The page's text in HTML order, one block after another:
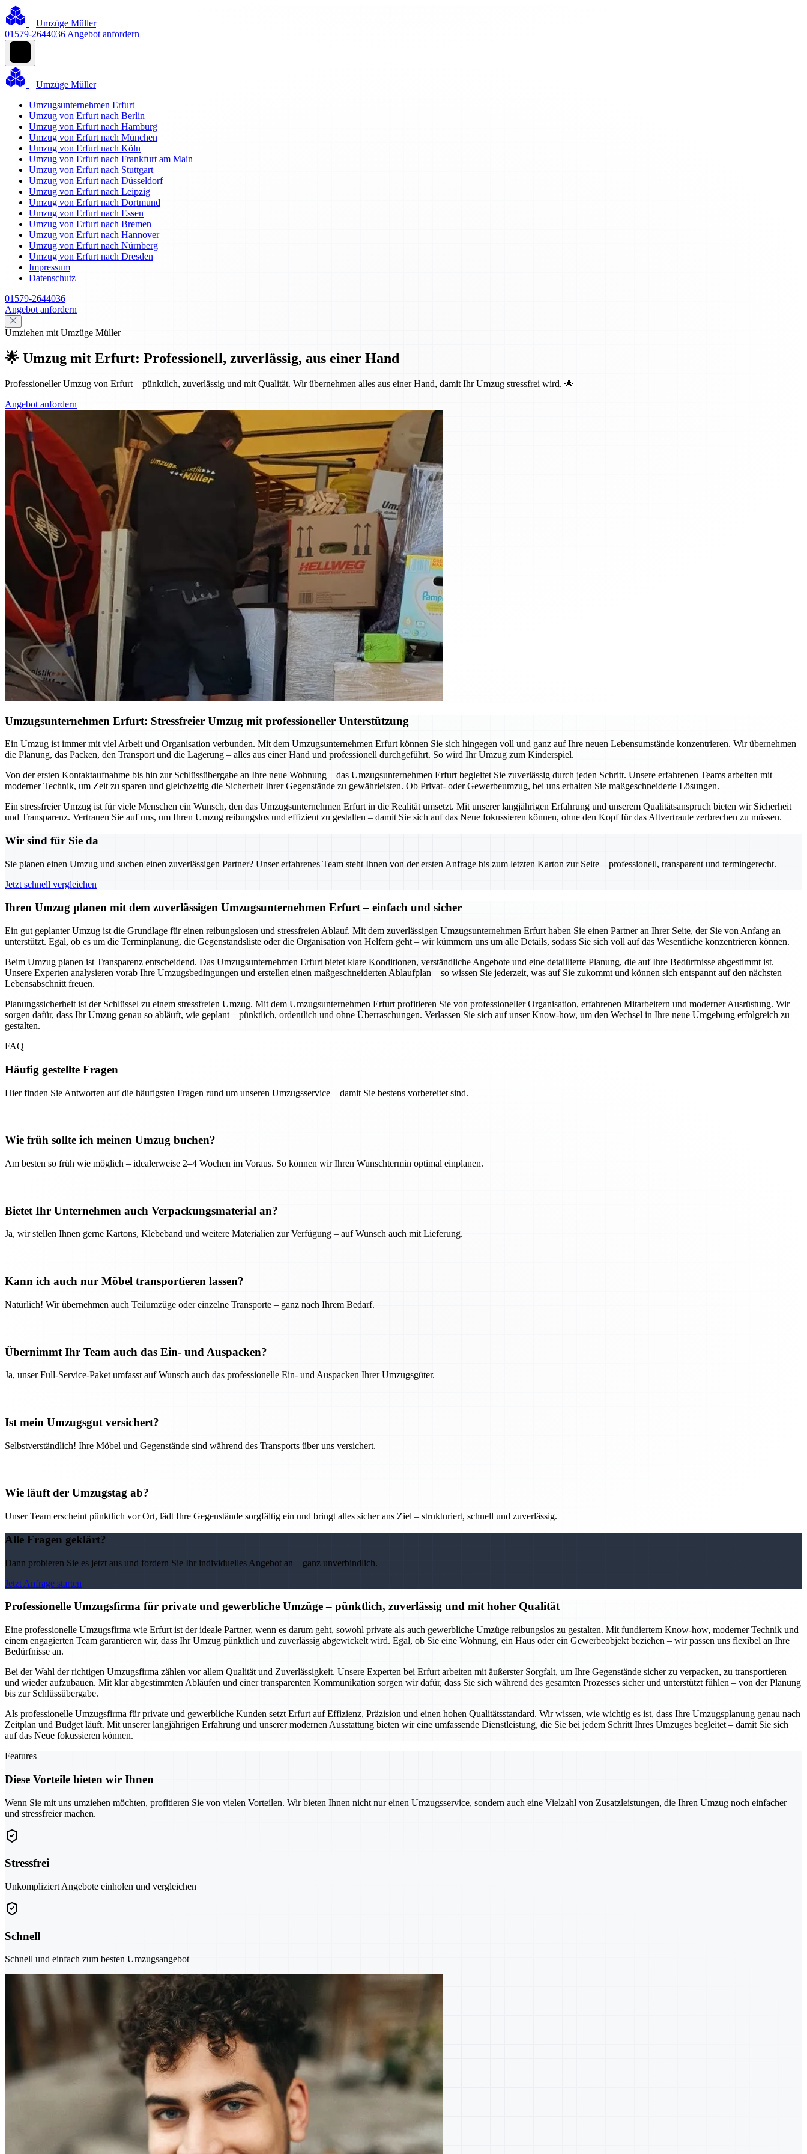
Umzüge Müller
01579-2644036 Angebot anfordern
Umzüge Müller
Umzugsunternehmen Erfurt
Umzug von Erfurt nach Berlin
Umzug von Erfurt nach Hamburg
Umzug von Erfurt nach München
Umzug von Erfurt nach Köln
Umzug von Erfurt nach Frankfurt am Main
Umzug von Erfurt nach Stuttgart
Umzug von Erfurt nach Düsseldorf
Umzug von Erfurt nach Leipzig
Umzug von Erfurt nach Dortmund
Umzug von Erfurt nach Essen
Umzug von Erfurt nach Bremen
Umzug von Erfurt nach Hannover
Umzug von Erfurt nach Nürnberg
Umzug von Erfurt nach Dresden
Impressum
Datenschutz
01579-2644036
Angebot anfordern
Umziehen mit Umzüge Müller
🌟 Umzug mit Erfurt: Professionell, zuverlässig, aus einer Hand
Professioneller Umzug von Erfurt – pünktlich, zuverlässig und mit Qualität. Wir übernehmen alles aus einer Hand, damit Ihr Umzug stressfrei wird. 🌟
Angebot anfordern
Umzugsunternehmen Erfurt: Stressfreier Umzug mit professioneller Unterstützung
Ein Umzug ist immer mit viel Arbeit und Organisation verbunden. Mit dem Umzugsunternehmen Erfurt können Sie sich hingegen voll und ganz auf Ihre neuen Lebensumstände konzentrieren. Wir übernehmen
die Planung, das Packen, den Transport und die Lagerung – alles aus einer Hand und professionell durchgeführt. So wird Ihr Umzug zum Kinderspiel.
Von der ersten Kontaktaufnahme bis hin zur Schlüssübergabe an Ihre neue Wohnung – das Umzugsunternehmen Erfurt begleitet Sie zuverlässig durch jeden Schritt. Unsere erfahrenen Teams arbeiten mit
moderner Technik, um Zeit zu sparen und gleichzeitig die Sicherheit Ihrer Gegenstände zu gewährleisten. Ob Privat- oder Gewerbeumzug, bei uns erhalten Sie maßgeschneiderte Lösungen.
Ein stressfreier Umzug ist für viele Menschen ein Wunsch, den das Umzugsunternehmen Erfurt in die Realität umsetzt. Mit unserer langjährigen Erfahrung und unserem Qualitätsanspruch bieten wir Sicherheit
und Transparenz. Vertrauen Sie auf uns, um Ihren Umzug reibungslos und effizient zu gestalten – damit Sie sich auf das Neue fokussieren können, ohne den Kopf für das Altvertraute zerbrechen zu müssen.
Wir sind für Sie da
Sie planen einen Umzug und suchen einen zuverlässigen Partner? Unser erfahrenes Team steht Ihnen von der ersten Anfrage bis zum letzten Karton zur Seite – professionell, transparent und termingerecht.
Jetzt schnell vergleichen
Ihren Umzug planen mit dem zuverlässigen Umzugsunternehmen Erfurt – einfach und sicher
Ein gut geplanter Umzug ist die Grundlage für einen reibungslosen und stressfreien Ablauf. Mit dem zuverlässigen Umzugsunternehmen Erfurt haben Sie einen Partner an Ihrer Seite, der Sie von Anfang an
unterstützt. Egal, ob es um die Terminplanung, die Gegenstandsliste oder die Organisation von Helfern geht – wir kümmern uns um alle Details, sodass Sie sich voll auf das Wesentliche konzentrieren können.
Beim Umzug planen ist Transparenz entscheidend. Das Umzugsunternehmen Erfurt bietet klare Konditionen, verständliche Angebote und eine detaillierte Planung, die auf Ihre Bedürfnisse abgestimmt ist.
Unsere Experten analysieren vorab Ihre Umzugsbedingungen und erstellen einen maßgeschneiderten Ablaufplan – so wissen Sie jederzeit, was auf Sie zukommt und können sich entspannt auf den nächsten
Lebensabschnitt freuen.
Planungssicherheit ist der Schlüssel zu einem stressfreien Umzug. Mit dem Umzugsunternehmen Erfurt profitieren Sie von professioneller Organisation, erfahrenen Mitarbeitern und moderner Ausrüstung. Wir
sorgen dafür, dass Ihr Umzug genau so abläuft, wie geplant – pünktlich, ordentlich und ohne Überraschungen. Verlassen Sie sich auf unser Know-how, um den Wechsel in Ihre neue Umgebung erfolgreich zu
gestalten.
FAQ
Häufig gestellte Fragen
Hier finden Sie Antworten auf die häufigsten Fragen rund um unseren Umzugsservice – damit Sie bestens vorbereitet sind.
Wie früh sollte ich meinen Umzug buchen?
Am besten so früh wie möglich – idealerweise 2–4 Wochen im Voraus. So können wir Ihren Wunschtermin optimal einplanen.
Bietet Ihr Unternehmen auch Verpackungsmaterial an?
Ja, wir stellen Ihnen gerne Kartons, Klebeband und weitere Materialien zur Verfügung – auf Wunsch auch mit Lieferung.
Kann ich auch nur Möbel transportieren lassen?
Natürlich! Wir übernehmen auch Teilumzüge oder einzelne Transporte – ganz nach Ihrem Bedarf.
Übernimmt Ihr Team auch das Ein- und Auspacken?
Ja, unser Full-Service-Paket umfasst auf Wunsch auch das professionelle Ein- und Auspacken Ihrer Umzugsgüter.
Ist mein Umzugsgut versichert?
Selbstverständlich! Ihre Möbel und Gegenstände sind während des Transports über uns versichert.
Wie läuft der Umzugstag ab?
Unser Team erscheint pünktlich vor Ort, lädt Ihre Gegenstände sorgfältig ein und bringt alles sicher ans Ziel – strukturiert, schnell und zuverlässig.
Alle Fragen geklärt?
Dann probieren Sie es jetzt aus und fordern Sie Ihr individuelles Angebot an – ganz unverbindlich.
Jetzt Anfrage starten
Professionelle Umzugsfirma für private und gewerbliche Umzüge – pünktlich, zuverlässig und mit hoher Qualität
Eine professionelle Umzugsfirma wie Erfurt ist der ideale Partner, wenn es darum geht, sowohl private als auch gewerbliche Umzüge reibungslos zu gestalten. Mit fundiertem Know-how, moderner Technik und
einem engagierten Team garantieren wir, dass Ihr Umzug pünktlich und zuverlässig abgewickelt wird. Egal, ob Sie eine Wohnung, ein Haus oder ein Gewerbeobjekt beziehen – wir passen uns flexibel an Ihre
Bedürfnisse an.
Bei der Wahl der richtigen Umzugsfirma zählen vor allem Qualität und Zuverlässigkeit. Unsere Experten bei Erfurt arbeiten mit äußerster Sorgfalt, um Ihre Gegenstände sicher zu verpacken, zu transportieren
und wieder aufzubauen. Mit klar abgestimmten Abläufen und einer transparenten Kommunikation sorgen wir dafür, dass Sie sich während des gesamten Prozesses sicher und unterstützt fühlen – von der Planung
bis zur Schlüssübergabe.
Als professionelle Umzugsfirma für private und gewerbliche Kunden setzt Erfurt auf Effizienz, Präzision und einen hohen Qualitätsstandard. Wir wissen, wie wichtig es ist, dass Ihre Umzugsplanung genau nach
Zeitplan und Budget läuft. Mit unserer langjährigen Erfahrung und unserer modernen Ausstattung bieten wir eine umfassende Dienstleistung, die Sie bei jedem Schritt Ihres Umzuges begleitet – damit Sie sich
auf das Neue fokussieren können.
Features
Diese Vorteile bieten wir Ihnen
Wenn Sie mit uns umziehen möchten, profitieren Sie von vielen Vorteilen. Wir bieten Ihnen nicht nur einen Umzugsservice, sondern auch eine Vielzahl von Zusatzleistungen, die Ihren Umzug noch einfacher
und stressfreier machen.
Stressfrei
Unkompliziert Angebote einholen und vergleichen
Schnell
Schnell und einfach zum besten Umzugsangebot